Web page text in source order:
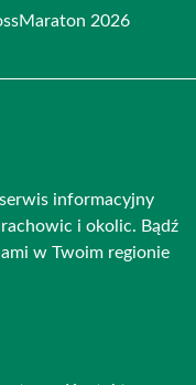
2026
informacyjny
i okolic. Bądź
w Twoim regionie